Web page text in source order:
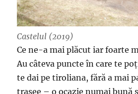
Castelul (2019)
Ce ne-a mai plăcut iar foarte
Au câteva puncte în care te
te dai pe tiroliana, fără a mai
trasee – o ocazie numai bună